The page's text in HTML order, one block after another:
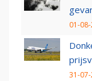
01-
31-07-